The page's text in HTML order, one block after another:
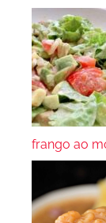
frango ao